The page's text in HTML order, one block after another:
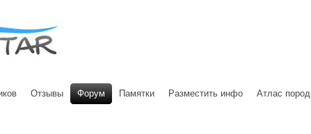
Отзывы Форум Памятки Разместить инфо Атлас пород